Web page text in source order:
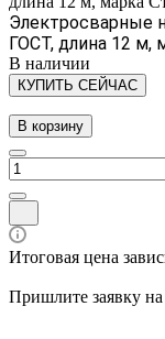
Электросварные
ГОСТ, длина 12 м,
В наличии
КУПИТЬ СЕЙЧАС
В корзину
Итоговая цена
Пришлите заявку на